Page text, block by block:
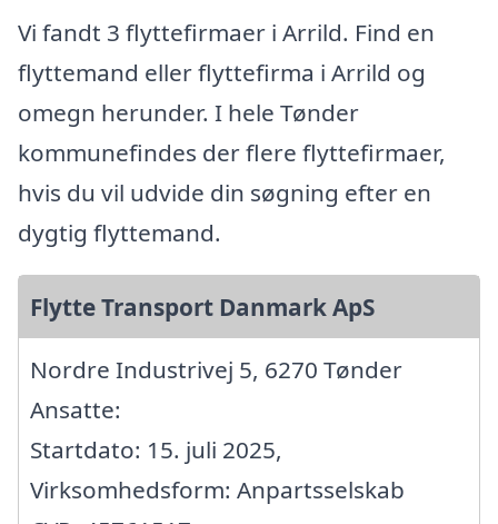
Vi fandt 3 flyttefirmaer i Arrild. Find en
flyttemand eller flyttefirma i Arrild og
omegn herunder. I hele Tønder
kommunefindes der flere flyttefirmaer,
hvis du vil udvide din søgning efter en
dygtig flyttemand.
Flytte Transport Danmark ApS
Nordre Industrivej 5, 6270 Tønder
Ansatte:
Startdato: 15. juli 2025,
Virksomhedsform: Anpartsselskab